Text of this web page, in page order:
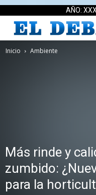
AÑO:
Inicio Ambiente
Más rinde y
zumbido:
para la